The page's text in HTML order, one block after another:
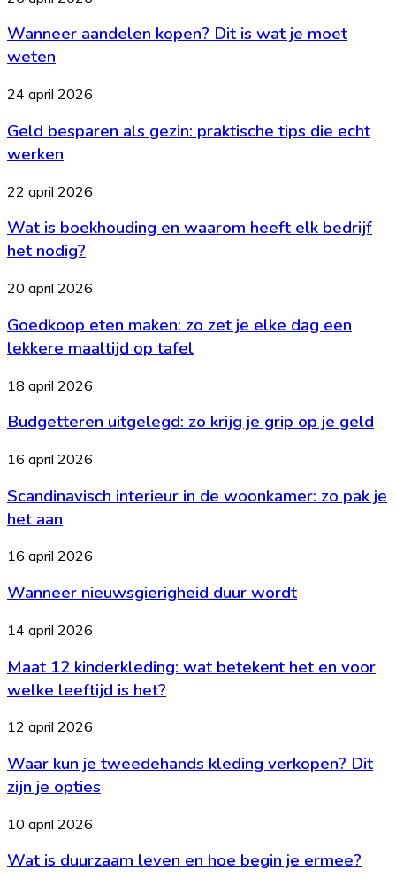
onderhoud
nodig?
kopen?
is
je
weten
Wanneer aandelen kopen? Dit is wat je moet
weten
Geld
als
gezin:
praktische
die
echt
werken
24 april 2026
Geld besparen als gezin: praktische tips die echt
werken
Wat
boekhouding
en
waarom
elk
het
nodig?
22 april 2026
Wat is boekhouding en waarom heeft elk bedrijf
het nodig?
Goedkoop
maken:
zo
zet
elke
dag
een
maaltijd
tafel
20 april 2026
Goedkoop eten maken: zo zet je elke dag een
lekkere maaltijd op tafel
Budgetteren
zo
je
op
je
geld
18 april 2026
Budgetteren uitgelegd: zo krijg je grip op je geld
Scandinavisch
in
de
woonkamer:
pak
het
16 april 2026
Scandinavisch interieur in de woonkamer: zo pak je
het aan
Wanneer
duur
16 april 2026
Wanneer nieuwsgierigheid duur wordt
Maat
kinderkleding:
betekent
en
welke
leeftijd
het?
14 april 2026
Maat 12 kinderkleding: wat betekent het en voor
welke leeftijd is het?
Waar
je
tweedehands
kleding
Dit
zijn
je
12 april 2026
Waar kun je tweedehands kleding verkopen? Dit
zijn je opties
Wat
duurzaam
10 april 2026
Wat is duurzaam leven en hoe begin je ermee?